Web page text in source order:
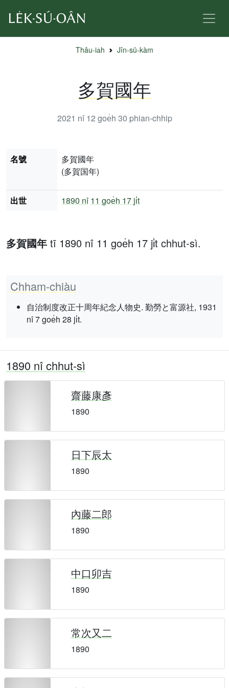
Thâu-ia̍h Jîn-sū-kàm
多賀國年
2021 nî 12 goe̍h 30 phian-chhip
多賀國年 tī 1890 nî 11 goe̍h 17 ji̍t chhut-sì.
Chham-chiàu
自治制度改正十周年紀念人物史. 勤勞と富源社, 1931
nî 7 goe̍h 28 ji̍t.
名號
多賀國年
(多賀国年)
出世 1890 nî 11 goe̍h 17 ji̍t
1890 nî chhut-sì
齋藤康彥
1890
日下辰太
1890
內藤二郎
1890
中口卯吉
1890
常次又二
1890